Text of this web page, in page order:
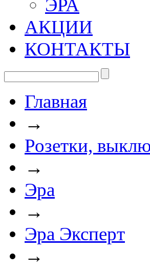
ЭРА
АКЦИИ
КОНТАКТЫ
Главная
→
Розетки,
→
Эра
→
Эра Эксперт
→